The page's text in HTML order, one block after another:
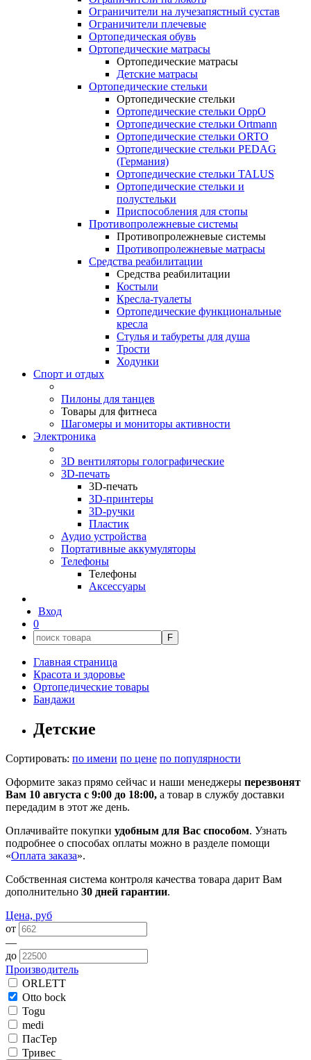
Ограничители на лучезапястный сустав
Ограничители плечевые
Ортопедическая обувь
Ортопедические матрасы
Ортопедические матрасы
Детские матрасы
Ортопедические стельки
Ортопедические стельки
Ортопедические стельки OppO
Ортопедические стельки Ortmann
Ортопедические стельки ORTO
Ортопедические стельки PEDAG
(Германия)
Ортопедические стельки TALUS
Ортопедические стельки и
полустельки
Приспособления для стопы
Противопролежневые системы
Противопролежневые системы
Противопролежневые матрасы
Средства реабилитации
Средства реабилитации
Костыли
Кресла-туалеты
Ортопедические функциональные
кресла
Стулья и табуреты для душа
Трости
Ходунки
Спорт и отдых
Пилоны для танцев
Товары для фитнеса
Шагомеры и мониторы активности
Электроника
3D вентиляторы голографические
3D-печать
3D-печать
3D-принтеры
3D-ручки
Пластик
Аудио устройства
Портативные аккумуляторы
Телефоны
Телефоны
Аксессуары
Вход
0
F
Главная страница
Красота и здоровье
Ортопедические товары
Бандажи
Детские
Сортировать: по имени по цене по популярности
Оформите заказ прямо сейчас и наши менеджеры перезвонят
Вам 10 августа с 9:00 до 18:00, а товар в службу доставки
передадим в этот же день.
Оплачивайте покупки удобным для Вас способом. Узнать
подробнее о способах оплаты можно в разделе помощи
«Оплата заказа».
Собственная система контроля качества товара дарит Вам
дополнительно 30 дней гарантии.
Цена, руб
от
—
до
Производитель
ORLETT
Otto bock
Togu
medi
ПасТер
Тривес